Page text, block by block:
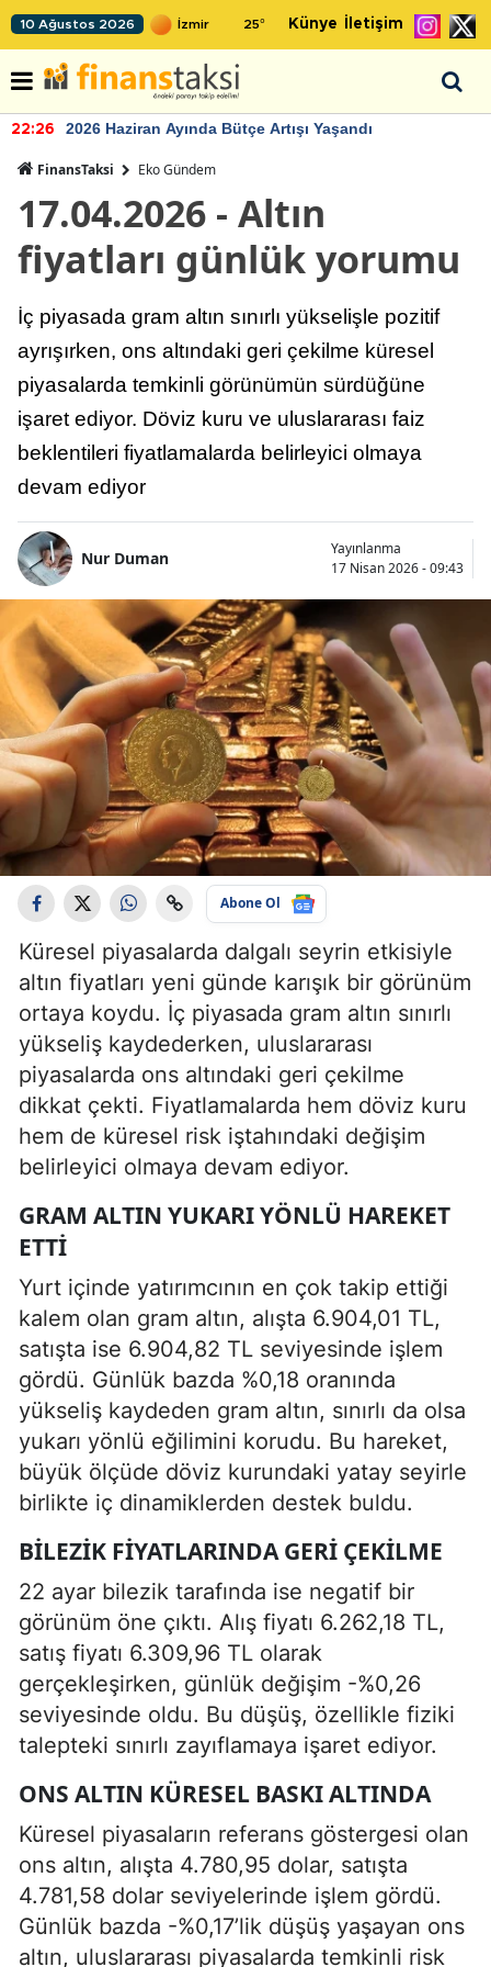
10 Ağustos 2026 25° Künye İletişim
22:26 2026 Haziran Ayında Bütçe Artışı Yaşandı
FinansTaksi Eko Gündem
17.04.2026 - Altın
fiyatları günlük yorumu
İç piyasada gram altın sınırlı yükselişle pozitif
ayrışırken, ons altındaki geri çekilme küresel
piyasalarda temkinli görünümün sürdüğüne
işaret ediyor. Döviz kuru ve uluslararası faiz
beklentileri fiyatlamalarda belirleyici olmaya
devam ediyor
Nur Duman
Yayınlanma
17 Nisan 2026 - 09:43
Abone Ol
Küresel piyasalarda dalgalı seyrin etkisiyle
altın fiyatları yeni günde karışık bir görünüm
ortaya koydu. İç piyasada gram altın sınırlı
yükseliş kaydederken, uluslararası
piyasalarda ons altındaki geri çekilme
dikkat çekti. Fiyatlamalarda hem döviz kuru
hem de küresel risk iştahındaki değişim
belirleyici olmaya devam ediyor.
GRAM ALTIN YUKARI YÖNLÜ HAREKET
ETTI
Yurt içinde yatırımcının en çok takip ettiği
kalem olan gram altın, alışta 6.904,01 TL,
satışta ise 6.904,82 TL seviyesinde işlem
gördü. Günlük bazda %0,18 oranında
yükseliş kaydeden gram altın, sınırlı da olsa
yukarı yönlü eğilimini korudu. Bu hareket,
büyük ölçüde döviz kurundaki yatay seyirle
birlikte iç dinamiklerden destek buldu.
BILEZIK FIYATLARINDA GERI ÇEKILME
22 ayar bilezik tarafında ise negatif bir
görünüm öne çıktı. Alış fiyatı 6.262,18 TL,
satış fiyatı 6.309,96 TL olarak
gerçekleşirken, günlük değişim -%0,26
seviyesinde oldu. Bu düşüş, özellikle fiziki
talepteki sınırlı zayıflamaya işaret ediyor.
ONS ALTIN KÜRESEL BASKI ALTINDA
Küresel piyasaların referans göstergesi olan
ons altın, alışta 4.780,95 dolar, satışta
4.781,58 dolar seviyelerinde işlem gördü.
Günlük bazda -%0,17’lik düşüş yaşayan ons
altın, uluslararası piyasalarda temkinli risk